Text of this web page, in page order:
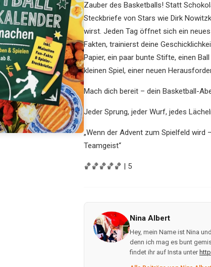
Zauber des Basketballs! Statt
Steckbriefe von Stars wie Dirk
wirst. Jeden Tag öffnet sich ein
Fakten, trainierst deine
Papier, ein paar bunte Stifte, einen
kleinen Spiel, einer neuen
Mach dich bereit – dein Basketball-
Jeder Sprung, jeder Wurf, jedes
„Wenn der Advent zum Spielfeld wird
Teamgeist“
🏀🏀🏀🏀🏀 | 5
Nina Albert
Hey, mein Name ist Nina
denn ich mag es bunt
findet ihr auf Insta unter